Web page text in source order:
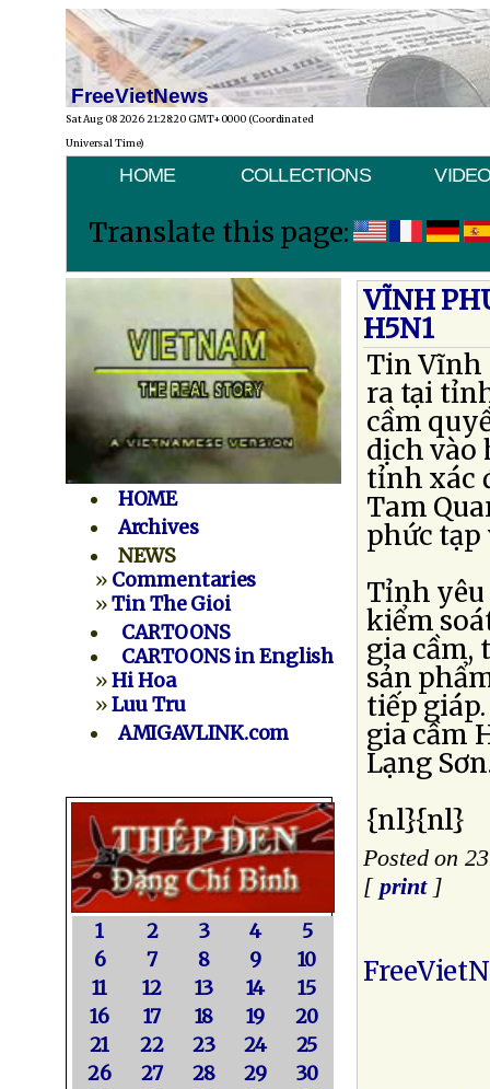
FreeVietNews
Sat Aug 08 2026 21:28:20 GMT+0000 (Coordinated
Universal Time)
HOME COLLECTIONS
Translate this page:
HOME
Archives
NEWS
» Commentaries
»Tin The Gioi
CARTOONS
CARTOONS in English
»Hi Hoa
»Luu Tru
AMIGAVLINK.com
1 2 3 4
5
6
7 8 9
10
11
12 13 14
15
16
17 18 19
20
21
22 23 24
25
26
27 28 29
30
VĨNH
H5N1
Tin Vĩnh
ra tại
cầm
dịch vào
tỉnh xác
Tam
phức tạp
Tỉnh yêu
kiểm
gia cầm,
sản
tiếp
gia cầm
Lạng
{nl}{nl}
Posted on
[ print]